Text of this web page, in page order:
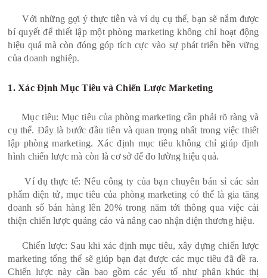
Với những gợi ý thực tiễn và ví dụ cụ thể, bạn sẽ nắm được
bí quyết để thiết lập một phòng marketing không chỉ hoạt động
hiệu quả mà còn đóng góp tích cực vào sự phát triển bền vững
của doanh nghiệp.
1. Xác Định Mục Tiêu và Chiến Lược Marketing
Mục tiêu: Mục tiêu của phòng marketing cần phải rõ ràng và
cụ thể. Đây là bước đầu tiên và quan trọng nhất trong việc thiết
lập phòng marketing. Xác định mục tiêu không chỉ giúp định
hình chiến lược mà còn là cơ sở để đo lường hiệu quả.
Ví dụ thực tế: Nếu công ty của bạn chuyên bán sỉ các sản
phẩm điện tử, mục tiêu của phòng marketing có thể là gia tăng
doanh số bán hàng lên 20% trong năm tới thông qua việc cải
thiện chiến lược quảng cáo và nâng cao nhận diện thương hiệu.
Chiến lược: Sau khi xác định mục tiêu, xây dựng chiến lược
marketing tổng thể sẽ giúp bạn đạt được các mục tiêu đã đề ra.
Chiến lược này cần bao gồm các yếu tố như phân khúc thị